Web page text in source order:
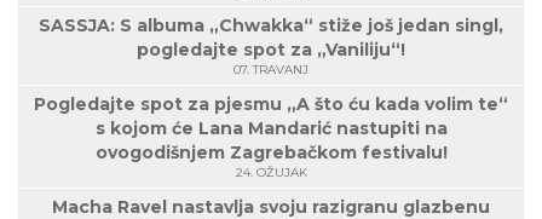
SASSJA: S albuma „Chwakka“ stiže još jedan singl,
pogledajte spot za „Vaniliju“!
07. TRAVANJ
Pogledajte spot za pjesmu „A što ću kada volim te“
s kojom će Lana Mandarić nastupiti na
ovogodišnjem Zagrebačkom festivalu!
24. OŽUJAK
Macha Ravel nastavlja svoju razigranu glazbenu